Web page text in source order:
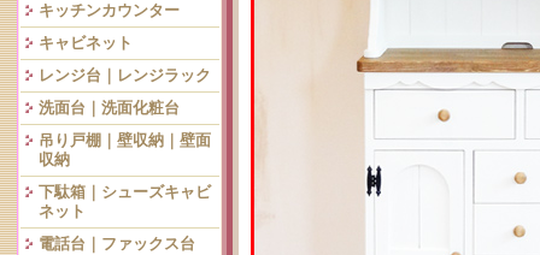
キッチンカウンター
キャビネット
レンジ台｜レンジラック
洗面台｜洗面化粧台
吊り戸棚｜壁収納｜壁面
収納
下駄箱｜シューズキャビ
ネット
電話台｜ファックス台